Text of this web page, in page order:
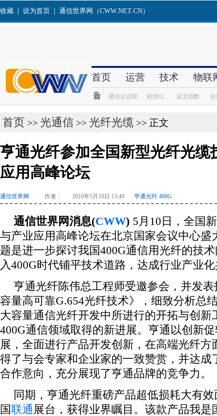
首页 >> 光通信 >> 光纤光缆 >> 正文
亨通光纤参加全国新型光纤光缆
应用高峰论坛
通信世界网 作者： 2016年5月10日 13:49 亨通光纤 400G
通信世界网消息(CWW) 5月10日，全国
与产业应用高峰论坛在北京国家会议中心盛
题是进一步探讨我国400G通信用光纤的技
入400G时代铺平技术道路，达成行业产业
亨通光纤陈伟总工程师受邀参会，并发
容量高可靠G.654光纤技术》，细致分析总
大容量通信光纤开发中所进行的开拓与创新
400G通信领域取得的新进展。亨通以创新
展，全面进行产品开发创新，在高端光纤方
得了与会专家和企业家的一致赞赏，并达成
合作意向，充分展现了亨通品牌的竞争力。
同期，亨通光纤重磅产品超低损耗大有
国联通 展台，获得业界瞩目。该款产品我